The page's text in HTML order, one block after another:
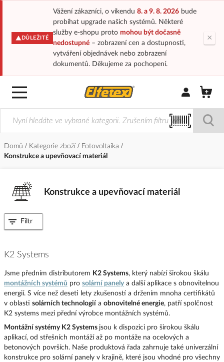
DŮLEŽITÉ
Vážení zákazníci, o víkendu 8. a 9. 8. 2026bude
probíhat upgrade našich systémů. Některé
služby e-shopu proto mohou být dočasně
nedostupné– zobrazení cen a dostupnosti,
vytváření objednávek nebo zobrazení
dokumentů. Děkujeme za pochopení.
×
Přihlásit/
Domů Kategorie zboží
Fotovoltaika
Konstrukce a upevňovací materiál
Konstrukce a upevňovací materiál
K2 Systems
Jsme předním distributorem K2 Systems, který nabízí širokou škálu
montážních systémů pro solární panely a další aplikace s obnovitelnou
energií. S více než deseti lety zkušeností a držením mnoha certifikátů
v oblasti solárních technologií a obnovitelné energie, patří spolčnost
K2 systems mezi přední výrobce montážních systémů.
Montážní systémy K2 Systems jsou k dispozici pro širokou škálu
aplikací, od střešních montáží až po montáže na ocelových a
betonových površích. Naše produktová řada zahrnuje také univerzální
konstrukce pro solární panely v krajině, které jsou vhodné pro všechny
Filtr